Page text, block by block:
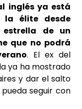
inglés ya está
la élite desde
de un
que no podrá
. El ex del
ya ha mostrado
y dar el salto
seguir con